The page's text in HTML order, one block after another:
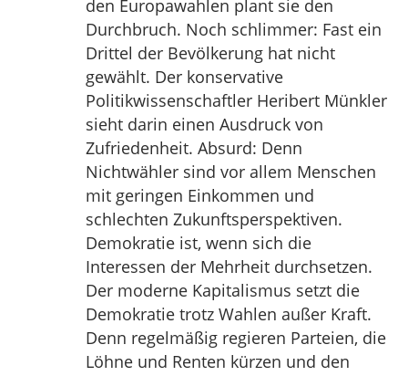
den Europawahlen plant sie den
Durchbruch. Noch schlimmer: Fast ein
Drittel der Bevölkerung hat nicht
gewählt. Der konservative
Politikwissenschaftler Heribert Münkler
sieht darin einen Ausdruck von
Zufriedenheit. Absurd: Denn
Nichtwähler sind vor allem Menschen
mit geringen Einkommen und
schlechten Zukunftsperspektiven.
Demokratie ist, wenn sich die
Interessen der Mehrheit durchsetzen.
Der moderne Kapitalismus setzt die
Demokratie trotz Wahlen außer Kraft.
Denn regelmäßig regieren Parteien, die
Löhne und Renten kürzen und den